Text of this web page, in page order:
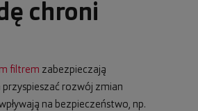
chroni
filtrem zabezpieczają
przyspieszać rozwój zmian
na bezpieczeństwo, np.